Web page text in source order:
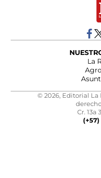
La
© 2026, Editorial La
Cr. 13a